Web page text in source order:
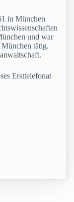
in München
und war
tätig.
Ersttelefonat